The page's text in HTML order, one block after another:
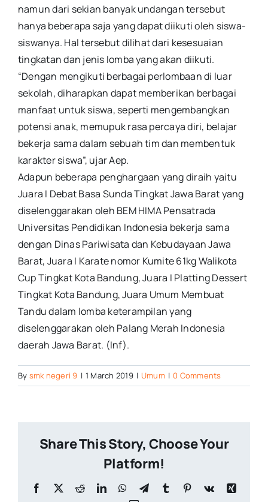
namun dari sekian banyak undangan tersebut
hanya beberapa saja yang dapat diikuti oleh siswa-
siswanya. Hal tersebut dilihat dari kesesuaian
tingkatan dan jenis lomba yang akan diikuti.
“Dengan mengikuti berbagai perlombaan di luar
sekolah, diharapkan dapat memberikan berbagai
manfaat untuk siswa, seperti mengembangkan
potensi anak, memupuk rasa percaya diri, belajar
bekerja sama dalam sebuah tim dan membentuk
karakter siswa”, ujar Aep.
Adapun beberapa penghargaan yang diraih yaitu
Juara I Debat Basa Sunda Tingkat Jawa Barat yang
diselenggarakan oleh BEM HIMA Pensatrada
Universitas Pendidikan Indonesia bekerja sama
dengan Dinas Pariwisata dan Kebudayaan Jawa
Barat, Juara I Karate nomor Kumite 61kg Walikota
Cup Tingkat Kota Bandung, Juara I Platting Dessert
Tingkat Kota Bandung, Juara Umum Membuat
Tandu dalam lomba keterampilan yang
diselenggarakan oleh Palang Merah Indonesia
daerah Jawa Barat. (Inf).
By smk negeri 9 | 1 March 2019 | Umum | 0 Comments
Share This Story, Choose Your
Platform!
Facebook
X RedditLinkedInWhatsApp
TelegramTumblr Pinterest
Vk
Xing